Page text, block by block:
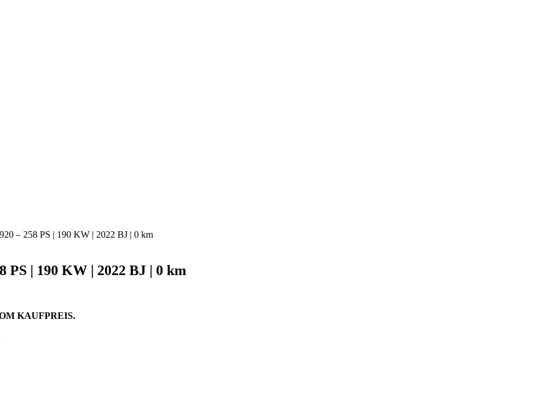
– 258 PS | 190 KW | 2022 BJ | 0 km
PS | 190 KW | 2022 BJ | 0 km
KAUFPREIS.